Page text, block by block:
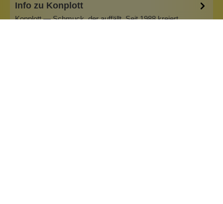
Info zu Konplott
Konplott — Schmuck, der auffällt. Seit 1988 kreiert